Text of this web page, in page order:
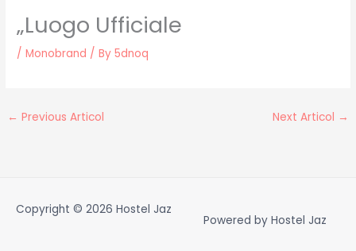
„Luogo Ufficiale
/Monobrand / By5dnoq
← Previous Articol Next Articol →
Copyright © 2026 Hostel Jaz
Powered by Hostel Jaz